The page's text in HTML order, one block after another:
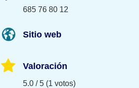
685 76 80 12
Sitio web
Valoración
5.0 / 5 (1 votos)